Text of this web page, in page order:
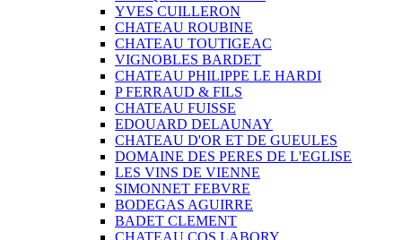
YVES CUILLERON
CHATEAU ROUBINE
CHATEAU TOUTIGEAC
VIGNOBLES BARDET
CHATEAU PHILIPPE LE HARDI
P FERRAUD & FILS
CHATEAU FUISSE
EDOUARD DELAUNAY
CHATEAU D'OR ET DE GUEULES
DOMAINE DES PERES DE L'EGLISE
LES VINS DE VIENNE
SIMONNET FEBVRE
BODEGAS AGUIRRE
BADET CLEMENT
CHATEAU COS LABORY